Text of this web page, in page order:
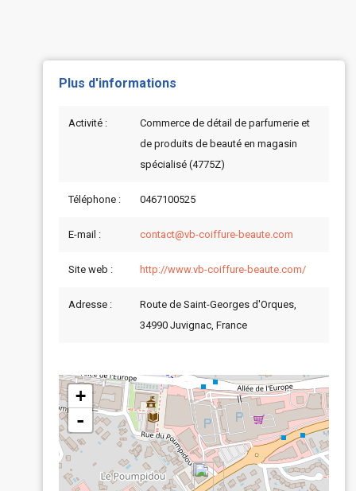
Plus d'informations
Activité :
Commerce de détail de parfumerie et
de produits de beauté en magasin
spécialisé (4775Z)
Téléphone : 0467100525
E-mail : contact@vb-coiffure-beaute.com
Site web : http://www.vb-coiffure-beaute.com/
Adresse :
Route de Saint-Georges d'Orques,
34990 Juvignac, France
+
-